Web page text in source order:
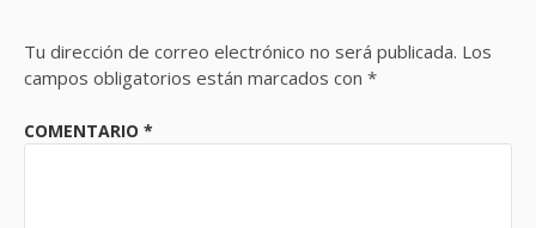
Tu dirección de correo electrónico no será publicada. Los
campos obligatorios están marcados con *
COMENTARIO *